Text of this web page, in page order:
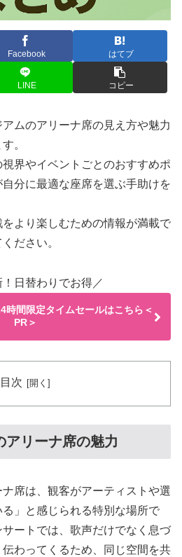
Facebook はてブ
LINE コピー
ムのアリーナ席の見え方や魅力
。
界やイベントごとのおすすめポ
分に最適な座席を選ぶ手助けを
より楽しむための情報が満載で
ださい。
！日替わりでお得／
時間限定タイムセールはこちら＜
PR＞
目次
アリーナ席の魅力
席は、観客がアーティストや選
」と感じられる特別な場所で
ートでは、歌声だけでなく息づ
わってくるため、同じ空間を共